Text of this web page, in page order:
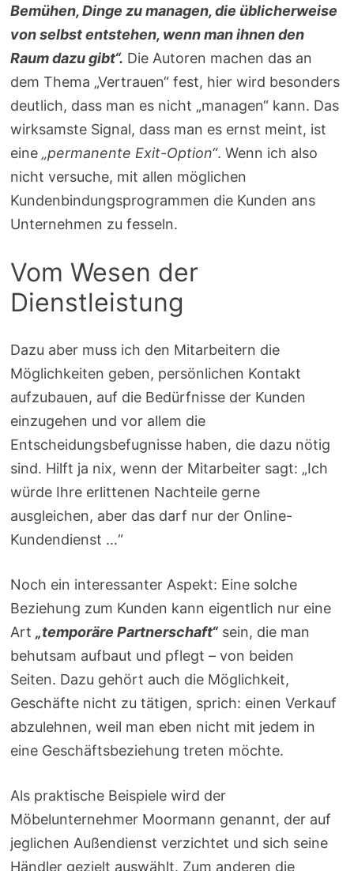
Bemühen, Dinge zu managen, die üblicherweise
von selbst entstehen, wenn man ihnen den
Raum dazu gibt“. Die Autoren machen das an
dem Thema „Vertrauen“ fest, hier wird besonders
deutlich, dass man es nicht „managen“ kann. Das
wirksamste Signal, dass man es ernst meint, ist
eine„permanente Exit-Option“. Wenn ich also
nicht versuche, mit allen möglichen
Kundenbindungsprogrammen die Kunden ans
Unternehmen zu fesseln.
Vom Wesen der
Dienstleistung
Dazu aber muss ich den Mitarbeitern die
Möglichkeiten geben, persönlichen Kontakt
aufzubauen, auf die Bedürfnisse der Kunden
einzugehen und vor allem die
Entscheidungsbefugnisse haben, die dazu nötig
sind. Hilft ja nix, wenn der Mitarbeiter sagt: „Ich
würde Ihre erlittenen Nachteile gerne
ausgleichen, aber das darf nur der Online-
Kundendienst …“
Noch ein interessanter Aspekt: Eine solche
Beziehung zum Kunden kann eigentlich nur eine
Art„temporäre Partnerschaft“sein, die man
behutsam aufbaut und pflegt – von beiden
Seiten. Dazu gehört auch die Möglichkeit,
Geschäfte nicht zu tätigen, sprich: einen Verkauf
abzulehnen, weil man eben nicht mit jedem in
eine Geschäftsbeziehung treten möchte.
Als praktische Beispiele wird der
Möbelunternehmer Moormann genannt, der auf
jeglichen Außendienst verzichtet und sich seine
Händler gezielt auswählt. Zum anderen die